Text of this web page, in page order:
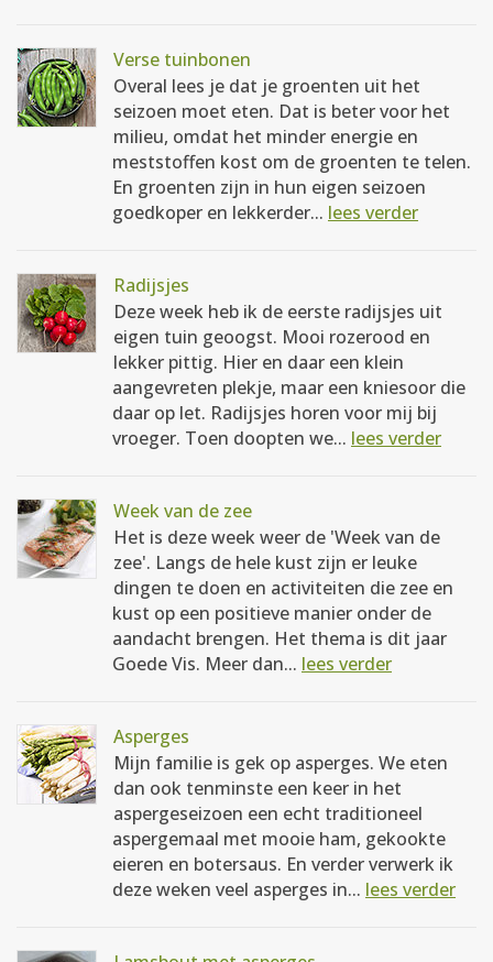
Verse tuinbonen
Overal lees je dat je groenten uit het
seizoen moet eten. Dat is beter voor het
milieu, omdat het minder energie en
meststoffen kost om de groenten te telen.
En groenten zijn in hun eigen seizoen
goedkoper en lekkerder... lees verder
Radijsjes
Deze week heb ik de eerste radijsjes uit
eigen tuin geoogst. Mooi rozerood en
lekker pittig. Hier en daar een klein
aangevreten plekje, maar een kniesoor die
daar op let. Radijsjes horen voor mij bij
vroeger. Toen doopten we... lees verder
Week van de zee
Het is deze week weer de 'Week van de
zee'. Langs de hele kust zijn er leuke
dingen te doen en activiteiten die zee en
kust op een positieve manier onder de
aandacht brengen. Het thema is dit jaar
Goede Vis. Meer dan... lees verder
Asperges
Mijn familie is gek op asperges. We eten
dan ook tenminste een keer in het
aspergeseizoen een echt traditioneel
aspergemaal met mooie ham, gekookte
eieren en botersaus. En verder verwerk ik
deze weken veel asperges in... lees verder